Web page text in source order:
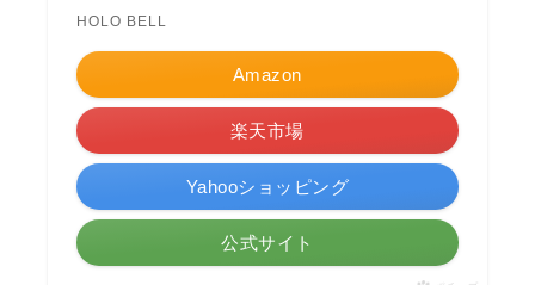
HOLO BELL
Amazon
楽天市場
Yahooショッピング
公式サイト